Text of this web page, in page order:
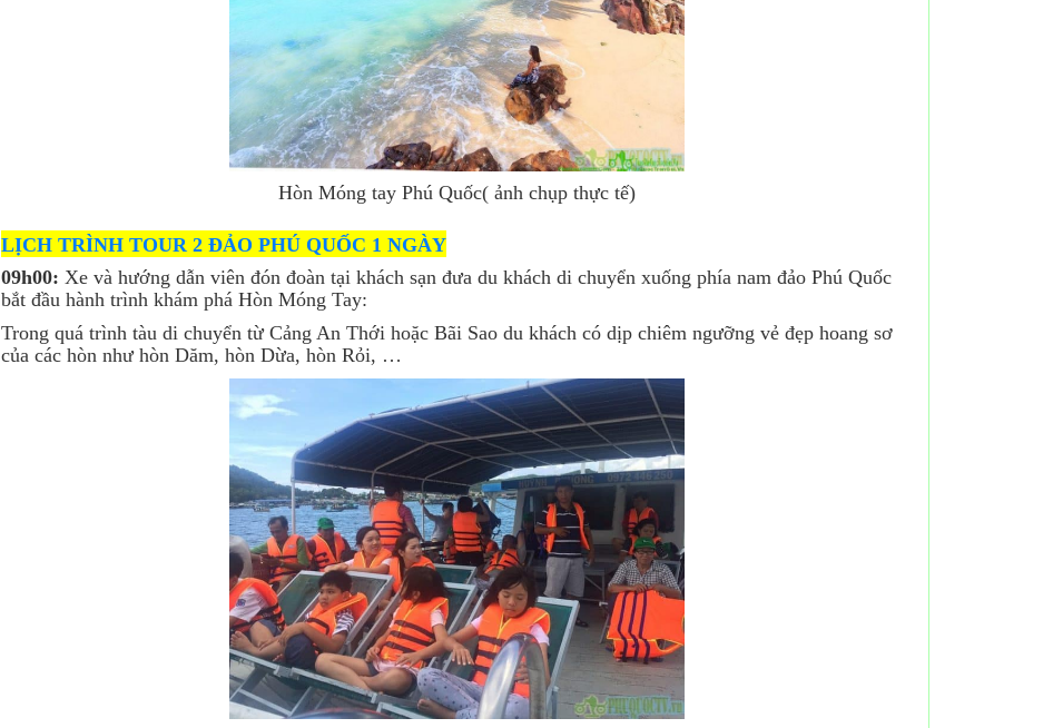
Hòn Móng tay Phú Quốc( ảnh chụp thực tế)
LỊCH TRÌNH TOUR 2 ĐẢO PHÚ QUỐC 1 NGÀY
09h00: Xe và hướng dẫn viên đón đoàn tại khách sạn đưa du khách di chuyển xuống phía nam đảo Phú Quốc
bắt đầu hành trình khám phá Hòn Móng Tay:
Trong quá trình tàu di chuyển từ Cảng An Thới hoặc Bãi Sao du khách có dịp chiêm ngưỡng vẻ đẹp hoang sơ
của các hòn như hòn Dăm, hòn Dừa, hòn Rỏi, …